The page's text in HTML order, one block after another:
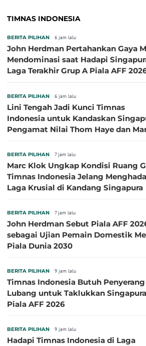
TIMNAS INDONESIA
BERITA PILIHAN 6 jam lalu
John Herdman Pertahankan Gaya
Mendominasi saat Hadapi
Laga Terakhir Grup A Piala AFF
BERITA PILIHAN 6 jam lalu
Lini Tengah Jadi Kunci Timnas
Indonesia untuk Kandaskan
Pengamat Nilai Thom Haye dan
BERITA PILIHAN 7 jam lalu
Marc Klok Ungkap Kondisi Ruang
Timnas Indonesia Jelang
Laga Krusial di Kandang Singapura
BERITA PILIHAN 7 jam lalu
John Herdman Sebut Piala AFF
sebagai Ujian Pemain Domestik
Piala Dunia 2030
BERITA PILIHAN 9 jam lalu
Timnas Indonesia Butuh Penyerang
Lubang untuk Taklukkan
Piala AFF 2026
BERITA PILIHAN 9 jam lalu
Hadapi Timnas Indonesia di Laga